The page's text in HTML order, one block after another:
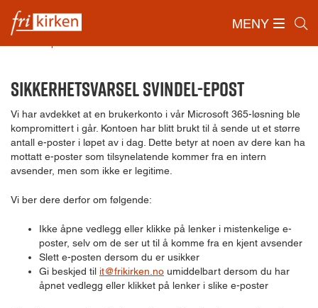
MENY
Forside/Ressurser
Sikkerhetsvarsel
Sikkerhetsvarsel svindel-epost
Vi har avdekket at en brukerkonto i vår Microsoft 365-løsning ble
kompromittert i går. Kontoen har blitt brukt til å sende ut et større
antall e-poster i løpet av i dag. Dette betyr at noen av dere kan ha
mottatt e-poster som tilsynelatende kommer fra en intern
avsender, men som ikke er legitime.
Vi ber dere derfor om følgende:
Ikke åpne vedlegg eller klikke på lenker i mistenkelige e-
poster, selv om de ser ut til å komme fra en kjent avsender
Slett e-posten dersom du er usikker
Gi beskjed til it@frikirken.no umiddelbart dersom du har
åpnet vedlegg eller klikket på lenker i slike e-poster